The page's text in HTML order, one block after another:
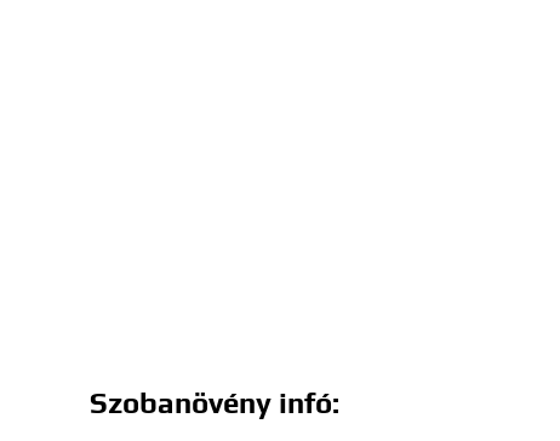
Szobanövény infó: